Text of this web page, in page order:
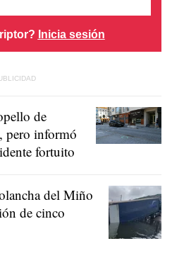
Inicia sesión
de
pero informó
fortuito
del Miño
de cinco